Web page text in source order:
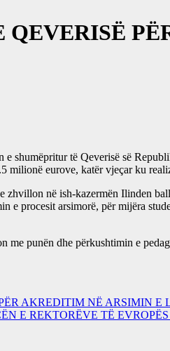
QEVERISË
shumëpritur të Qeverisë së
milionë eurove, katër vjeçar ku
në ish-kazermën Ilinden
procesit arsimorë, për mijëra
punën dhe përkushtimin e
AKREDITIM NË ARSIMIN E
E REKTORËVE TË